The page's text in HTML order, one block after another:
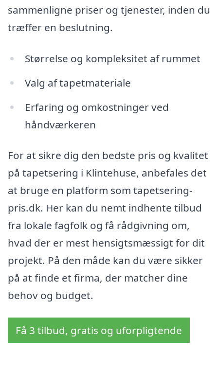
sammenligne priser og tjenester, inden du
træffer en beslutning.
Størrelse og kompleksitet af rummet
Valg af tapetmateriale
Erfaring og omkostninger ved
håndværkeren
For at sikre dig den bedste pris og kvalitet
på tapetsering i Klintehuse, anbefales det
at bruge en platform som tapetsering-
pris.dk. Her kan du nemt indhente tilbud
fra lokale fagfolk og få rådgivning om,
hvad der er mest hensigtsmæssigt for dit
projekt. På den måde kan du være sikker
på at finde et firma, der matcher dine
behov og budget.
Få 3 tilbud, gratis og uforpligtende